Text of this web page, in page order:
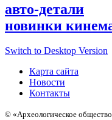
авто-детали
новинки
Switch to Desktop Version
Карта сайта
Новости
Контакты
© «Археологическое